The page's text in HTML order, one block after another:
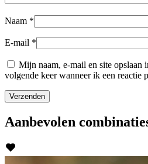
Naam *
E-mail *
Mijn naam, e-mail en site opslaan
volgende keer wanneer ik een reactie
Aanbevolen